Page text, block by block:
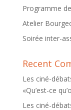
Programme
Atelier
Soirée inter-
Recent
Les ciné-
«Qu’est-ce
Les ciné-